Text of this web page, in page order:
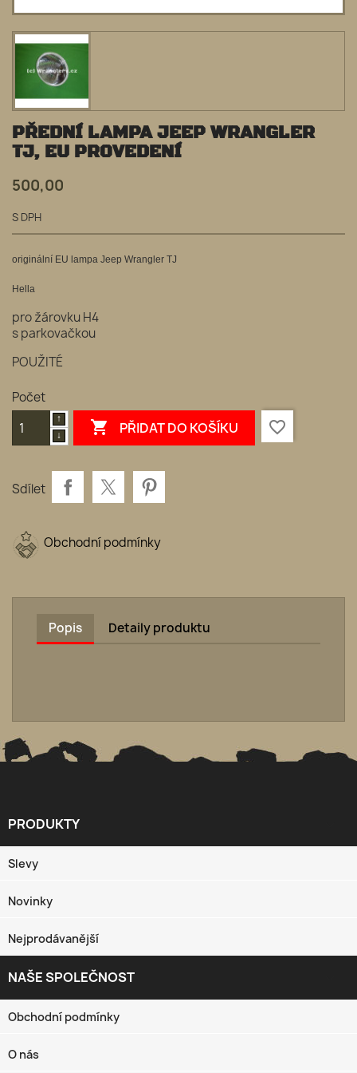
PŘEDNÍ LAMPA JEEP WRANGLER
TJ, EU PROVEDENÍ
500,00
S DPH
originální EU lampa Jeep Wrangler TJ
Hella
pro žárovku H4
s parkovačkou
POUŽITÉ
Počet
 PŘIDAT DO KOŠÍKU favorite_border
Sdílet
Obchodní podmínky
Popis Detaily produktu
PRODUKTY
Slevy
Novinky
Nejprodávanější
NAŠE SPOLEČNOST
Obchodní podmínky
O nás